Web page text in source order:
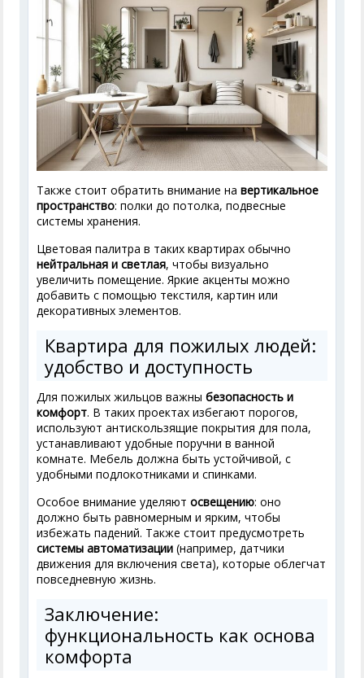
Также стоит обратить внимание навертикальное
пространство: полки до потолка, подвесные
системы хранения.
Цветовая палитра в таких квартирах обычно
нейтральная и светлая, чтобы визуально
увеличить помещение. Яркие акценты можно
добавить с помощью текстиля, картин или
декоративных элементов.
Квартира для пожилых людей:
удобство и доступность
Для пожилых жильцов важныбезопасность и
комфорт. В таких проектах избегают порогов,
используют антискользящие покрытия для пола,
устанавливают удобные поручни в ванной
комнате. Мебель должна быть устойчивой, с
удобными подлокотниками и спинками.
Особое внимание уделяютосвещению: оно
должно быть равномерным и ярким, чтобы
избежать падений. Также стоит предусмотреть
системы автоматизации (например, датчики
движения для включения света), которые облегчат
повседневную жизнь.
Заключение:
функциональность как основа
комфорта